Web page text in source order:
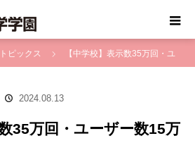
ピックス 【中学校】表示数35万回・ユ
2024.08.13
35万回・ユーザー数15万